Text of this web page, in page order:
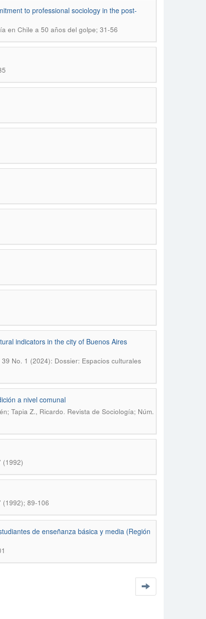
to professional sociology in the post-
en Chile a 50 años del golpe; 31-56
indicators in the city of Buenos Aires
No. 1 (2024): Dossier: Espacios culturales
a nivel comunal
Tapia Z., Ricardo. Revista de Sociología; Núm.
(1992)
(1992); 89-106
de enseñanza básica y media (Región